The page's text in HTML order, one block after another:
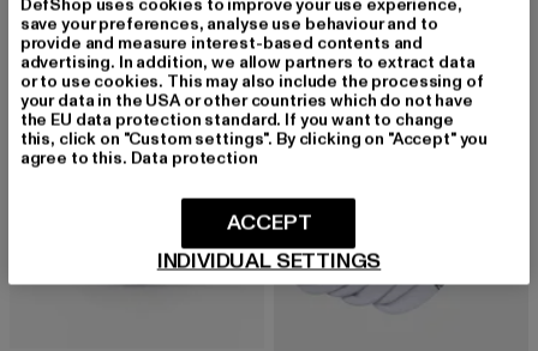
save your preferences, analyse use behaviour and to
provide and measure interest-based contents and
advertising. In addition, we allow partners to extract data
or to use cookies. This may also include the processing of
your data in the USA or other countries which do not have
the EU data protection standard. If you want to change
this, click on "Custom settings". By clicking on "Accept" you
agree to this. Data protection
INDIVIDUAL SETTINGS
ACCEPT